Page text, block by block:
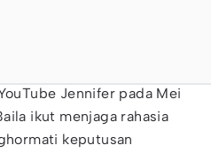
Jennifer pada Mei
ikut menjaga rahasia
keputusan